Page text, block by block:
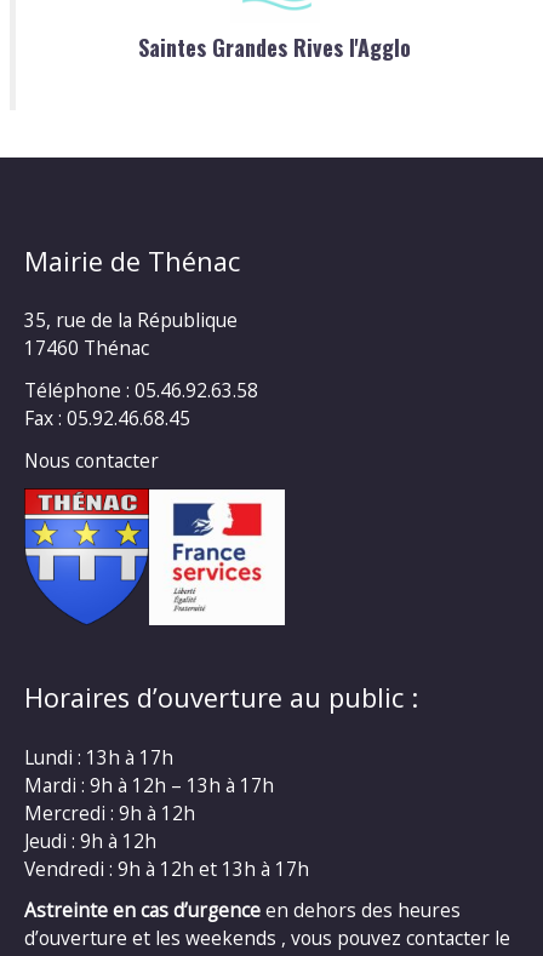
Saintes Grandes Rives l'Agglo
Mairie de Thénac
35, rue de la République
17460 Thénac
Téléphone : 05.46.92.63.58
Fax : 05.92.46.68.45
Nous contacter
Horaires d’ouverture au public :
Lundi : 13h à 17h
Mardi : 9h à 12h – 13h à 17h
Mercredi : 9h à 12h
Jeudi : 9h à 12h
Vendredi : 9h à 12h et 13h à 17h
Astreinte en cas d’urgenceen dehors des heures
d’ouverture et les weekends , vous pouvez contacter le